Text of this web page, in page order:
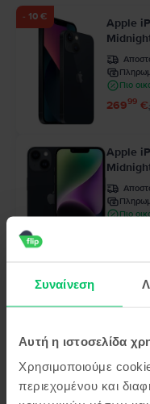
Συναίνεση
Αυτή η ιστοσελίδα
Χρησιμοποιούμε
περιεχομένου και
- 10 €
Apple
Πιο
26999 €
Apple
Πιο
Apple
Πιο
249 €